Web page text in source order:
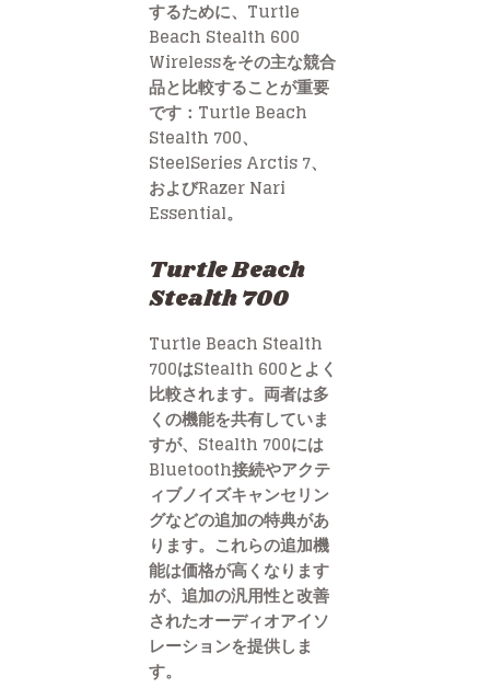
するために、Turtle
Beach Stealth 600
Wirelessをその主な競合
品と比較することが重要
です：Turtle Beach
Stealth 700、
SteelSeries Arctis 7、
およびRazer Nari
Essential。
Turtle Beach
Stealth 700
Turtle Beach Stealth
700はStealth 600とよく
比較されます。両者は多
くの機能を共有していま
すが、Stealth 700には
Bluetooth接続やアクテ
ィブノイズキャンセリン
グなどの追加の特典があ
ります。これらの追加機
能は価格が高くなります
が、追加の汎用性と改善
されたオーディオアイソ
レーションを提供しま
す。